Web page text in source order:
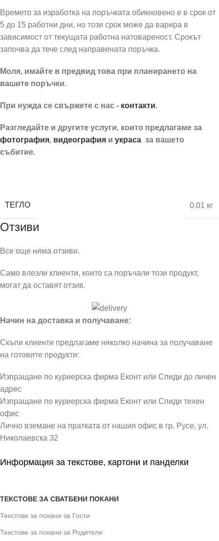
Времето за изработка на поръчката обикновено е в срок от
5 до 15 работни дни, но този срок може да варира в
зависимост от текущата работна натовареност. Срокът
започва да тече след направената поръчка.
Моля, имайте в предвид това при планирането на
вашите поръчки.
При нужда се свържете с нас - контакти.
Разгледайте и другите услуги, които предлагаме за
фотография, видеография и украса за вашето
събитие.
ТЕГЛО 0.01 кг
Отзиви
Все още няма отзиви.
Само влезли клиенти, които са поръчали този продукт,
могат да оставят отзив.
Начин на доставка и получаване:
Скъпи клиенти предлагаме няколко начина за получаване
на готовите продукти:
Изпращане по куриерска фирма Еконт или Спиди до личен
адрес
Изпращане по куриерска фирма Еконт или Спиди техен
офис
Лично вземане на пратката от нашия офис в гр. Русе, ул.
Николаевска 32
Информация за текстове, картони и панделки
ТЕКСТОВЕ ЗА СВАТБЕНИ ПОКАНИ
Текстове за покани за Гости
Текстове за покани за Родители